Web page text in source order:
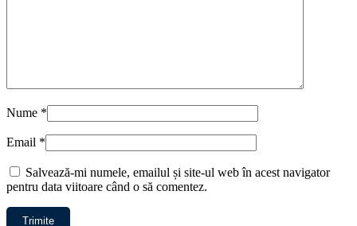
Nume *
Email *
Salvează-mi numele, emailul și site-ul web în acest navigator
pentru data viitoare când o să comentez.